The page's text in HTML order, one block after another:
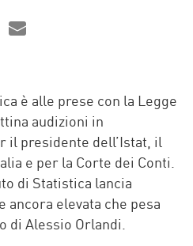
è alle prese con la Legge
audizioni in
il presidente dell’Istat, il
e per la Corte dei Conti.
di Statistica lancia
ancora elevata che pesa
di Alessio Orlandi.